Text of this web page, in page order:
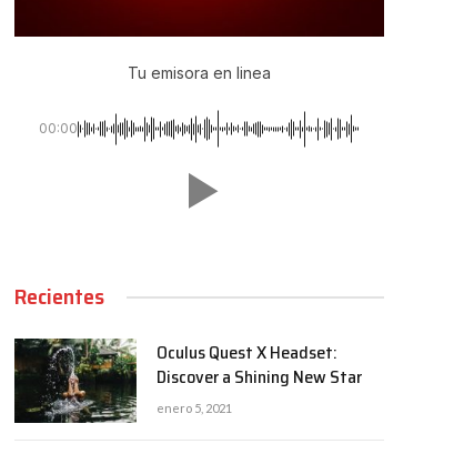
Tu emisora en linea
00:00
Recientes
Oculus Quest X Headset:
Discover a Shining New Star
enero 5, 2021